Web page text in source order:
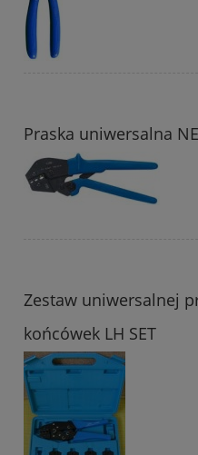
Praska uniwersalna
Zestaw uniwersalnej
końcówek LH SET